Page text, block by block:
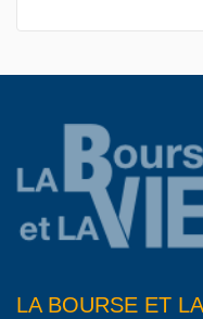
LA BOURSE ET